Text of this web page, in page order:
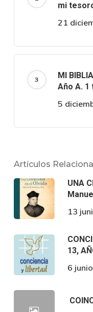
mi
21
MI
Año A.
5
Artículos
UNA
13
13,
6